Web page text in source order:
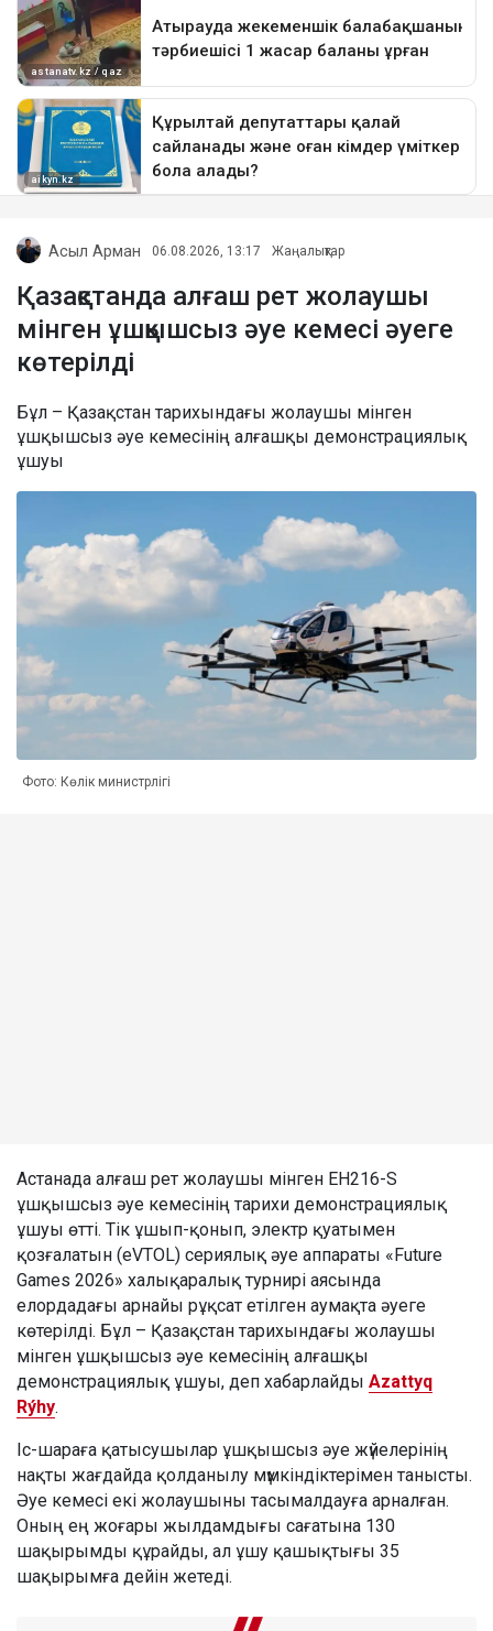
Асыл Арман 06.08.2026, 13:17 Жаңалықтар
Қазақстанда алғаш рет жолаушы
мінген ұшқышсыз әуе кемесі әуеге
көтерілді
Бұл – Қазақстан тарихындағы жолаушы мінген
ұшқышсыз әуе кемесінің алғашқы демонстрациялық
ұшуы
Фото: Көлік министрлігі
Астанада алғаш рет жолаушы мінген EH216-S
ұшқышсыз әуе кемесінің тарихи демонстрациялық
ұшуы өтті. Тік ұшып-қонып, электр қуатымен
қозғалатын (eVTOL) сериялық әуе аппараты «Future
Games 2026» халықаралық турнирі аясында
елордадағы арнайы рұқсат етілген аумақта әуеге
көтерілді. Бұл – Қазақстан тарихындағы жолаушы
мінген ұшқышсыз әуе кемесінің алғашқы
демонстрациялық ұшуы, деп хабарлайды Azattyq
Rýhy.
Іс-шараға қатысушылар ұшқышсыз әуе жүйелерінің
нақты жағдайда қолданылу мүмкіндіктерімен танысты.
Әуе кемесі екі жолаушыны тасымалдауға арналған.
Оның ең жоғары жылдамдығы сағатына 130
шақырымды құрайды, ал ұшу қашықтығы 35
шақырымға дейін жетеді.